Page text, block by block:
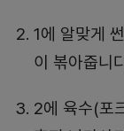
1에 알맞게
이 볶아줍니
2에 육수(포